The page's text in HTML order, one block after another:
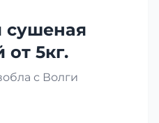
сушеная
от 5кг.
с Волги